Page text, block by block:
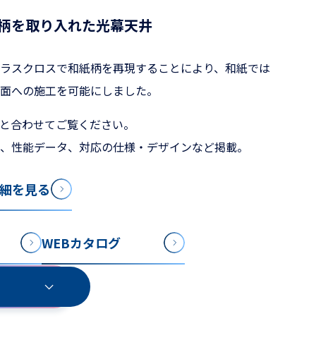
を取り入れた光幕天井
スクロスで和紙柄を再現することにより、和紙では
への施工を可能にしました。
合わせてご覧ください。
性能データ、対応の仕様・デザインなど掲載。
を見る
WEBカタログ